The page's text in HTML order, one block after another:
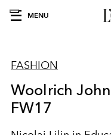
MENU
FASHION
Woolrich
FW17